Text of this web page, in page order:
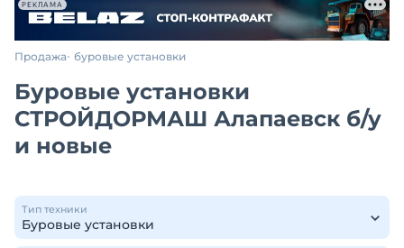
РЕКЛАМА
Продажа буровые установки
Буровые установки
СТРОЙДОРМАШ Алапаевск б/у
и новые
Тип техники